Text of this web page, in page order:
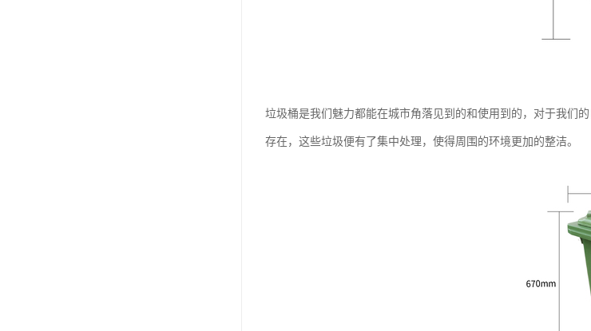
垃圾桶是我们魅力都能在城市角落见到的和使用到的，对于我们
存在，这些垃圾便有了集中处理，使得周围的环境更加的整洁。